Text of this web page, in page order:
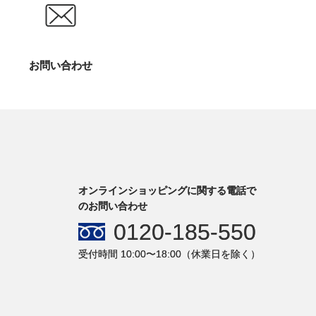
お問い合わせ
オンラインショッピングに関する電話で
のお問い合わせ
0120-185-550
受付時間 10:00〜18:00（休業日を除く）